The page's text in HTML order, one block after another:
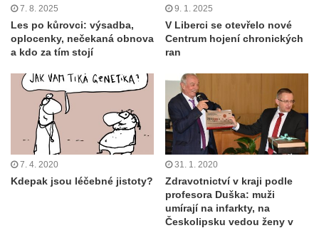
7. 8. 2025
Les po kůrovci: výsadba,
oplocenky, nečekaná obnova
a kdo za tím stojí
9. 1. 2025
V Liberci se otevřelo nové
Centrum hojení chronických
ran
7. 4. 2020
Kdepak jsou léčebné jistoty?
31. 1. 2020
Zdravotnictví v kraji podle
profesora Duška: muži
umírají na infarkty, na
Českolipsku vedou ženy v